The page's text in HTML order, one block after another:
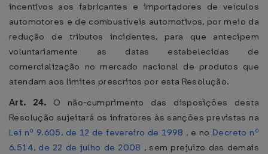
incentivos aos fabricantes e importadores de veículos
automotores e de combustíveis automotivos, por meio da
redução de tributos incidentes, para que antecipem
voluntariamente as datas estabelecidas de
comercialização no mercado nacional de produtos que
atendam aos limites prescritos por esta Resolução.
Art. 24. O não-cumprimento das disposições desta
Resolução sujeitará os infratores às sanções previstas na
Lei nº 9.605, de 12 de fevereiro de 1998 , e no Decreto nº
6.514, de 22 de julho de 2008 , sem prejuízo das demais